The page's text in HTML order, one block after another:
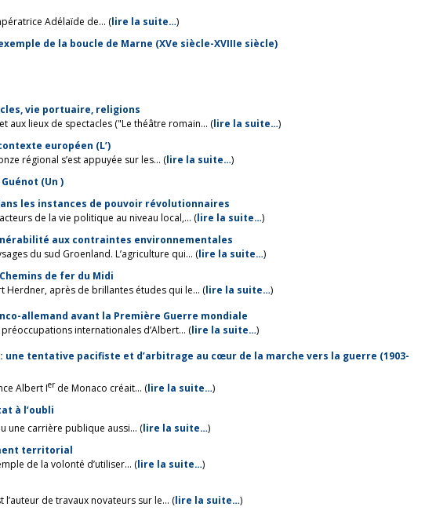
Adélaïde de... (lire la suite…)
de la boucle de Marne (XVe siècle-XVIIIe siècle)
vie portuaire, religions
aux lieux de spectacles ("Le théâtre romain... (lire la suite…)
européen (L’)
régional s’est appuyée sur les... (lire la suite…)
(Un )
les instances de pouvoir révolutionnaires
de la vie politique au niveau local,... (lire la suite…)
aux contraintes environnementales
du sud Groenland. L’agriculture qui... (lire la suite…)
de fer du Midi
Herdner, après de brillantes études qui le... (lire la suite…)
allemand avant la Première Guerre mondiale
internationales d’Albert... (lire la suite…)
tentative pacifiste et d’arbitrage au cœur de la marche vers la guerre (1903-
Albert Ierde Monaco créait... (lire la suite…)
à l’oubli
une carrière publique aussi... (lire la suite…)
territorial
de la volonté d’utiliser... (lire la suite…)
de travaux novateurs sur le... (lire la suite…)